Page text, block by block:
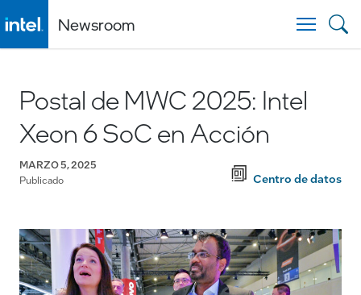
Newsroom
Postal de MWC 2025: Intel
Xeon 6 SoC en Acción
MARZO 5, 2025
Publicado
Centro de datos